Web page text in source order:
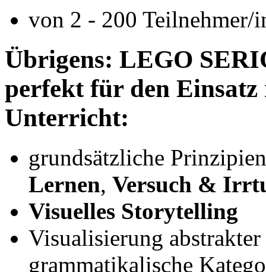
von 2 - 200 Teilnehmer/
Übrigens: LEGO
perfekt für den
Unterricht:
grundsätzliche
Lernen, Versuch &
Visuelles Storytelling
Visualisierung
grammatikalische